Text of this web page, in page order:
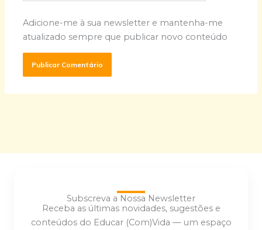
Adicione-me à sua newsletter e mantenha-me
atualizado sempre que publicar novo conteúdo
Subscreva a Nossa Newsletter
Receba as últimas novidades, sugestões e
conteúdos do Educar (Com)Vida — um espaço